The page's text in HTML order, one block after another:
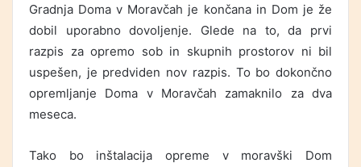
Gradnja Doma v Moravčah je končana in Dom je že
dobil uporabno dovoljenje. Glede na to, da prvi
razpis za opremo sob in skupnih prostorov ni bil
uspešen, je predviden nov razpis. To bo dokončno
opremljanje Doma v Moravčah zamaknilo za dva
meseca.
Tako bo inštalacija opreme v moravški Dom